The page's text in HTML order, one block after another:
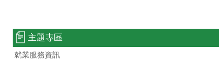
主題專區
就業服務資訊